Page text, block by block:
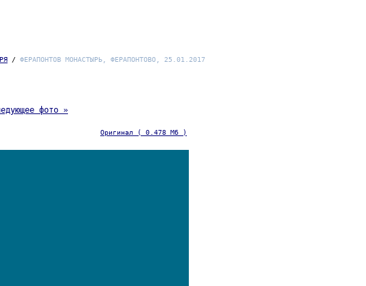
/ ФЕРАПОНТОВ МОНАСТЫРЬ, ФЕРАПОНТОВО, 25.01.2017
фото »
Оригинал ( 0.478 Мб )